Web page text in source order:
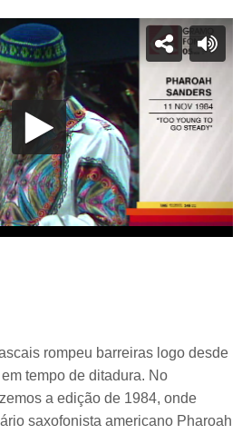
rompeu barreiras logo desde
tempo de ditadura. No
a edição de 1984, onde
saxofonista americano Pharoah